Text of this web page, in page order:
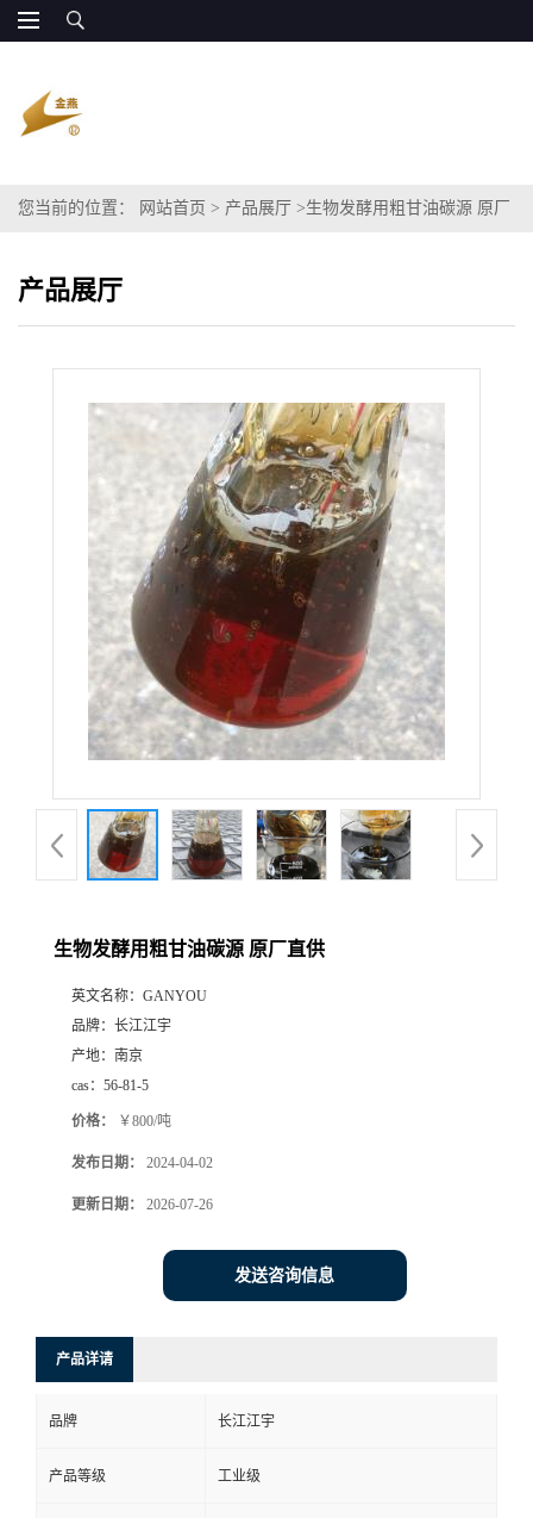
您当前的位置： 网站首页 > 产品展厅 >生物发酵用粗甘油碳源 原厂
产品展厅
生物发酵用粗甘油碳源 原厂直供
英文名称： GANYOU
品牌： 长江江宇
产地： 南京
cas： 56-81-5
价格： ￥800/吨
发布日期： 2024-04-02
更新日期： 2026-07-26
发送咨询信息
产品详请
品牌 长江江宇
产品等级 工业级